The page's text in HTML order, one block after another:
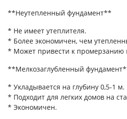
**Неутепленный фундамент**
* Не имеет утеплителя.
* Более экономичен, чем
* Может привести к промерзанию
**Мелкозаглубленный
* Укладывается на глубину 0,5-1 м.
* Подходит для легких домов на
* Экономичен.